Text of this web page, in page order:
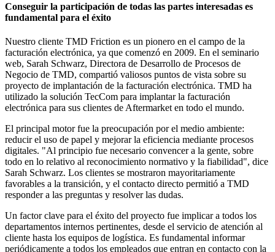
Conseguir la participación de todas las partes interesadas es
fundamental para el éxito
Nuestro cliente TMD Friction es un pionero en el campo de la
facturación electrónica, ya que comenzó en 2009. En el seminario
web, Sarah Schwarz, Directora de Desarrollo de Procesos de
Negocio de TMD, compartió valiosos puntos de vista sobre su
proyecto de implantación de la facturación electrónica. TMD ha
utilizado la solución TecCom para implantar la facturación
electrónica para sus clientes de Aftermarket en todo el mundo.
El principal motor fue la preocupación por el medio ambiente:
reducir el uso de papel y mejorar la eficiencia mediante procesos
digitales. "Al principio fue necesario convencer a la gente, sobre
todo en lo relativo al reconocimiento normativo y la fiabilidad", dice
Sarah Schwarz. Los clientes se mostraron mayoritariamente
favorables a la transición, y el contacto directo permitió a TMD
responder a las preguntas y resolver las dudas.
Un factor clave para el éxito del proyecto fue implicar a todos los
departamentos internos pertinentes, desde el servicio de atención al
cliente hasta los equipos de logística. Es fundamental informar
periódicamente a todos los empleados que entran en contacto con la